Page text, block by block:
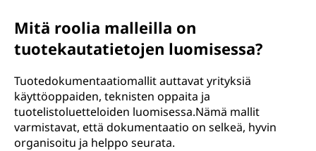
Mitä roolia malleilla on
tuotekautatietojen luomisessa?
Tuotedokumentaatiomallit auttavat yrityksiä
käyttöoppaiden, teknisten oppaita ja
tuotelistoluetteloiden luomisessa.Nämä mallit
varmistavat, että dokumentaatio on selkeä, hyvin
organisoitu ja helppo seurata.